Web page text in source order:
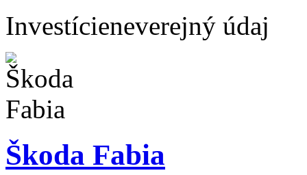
Investícieneverejný údaj
Škoda Fabia